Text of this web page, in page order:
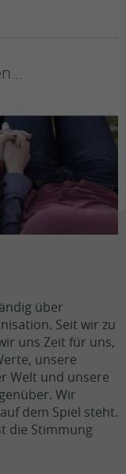
über
Seit wir zu
uns Zeit für uns,
unsere
Welt und unsere
Wir
dem Spiel steht.
die Stimmung